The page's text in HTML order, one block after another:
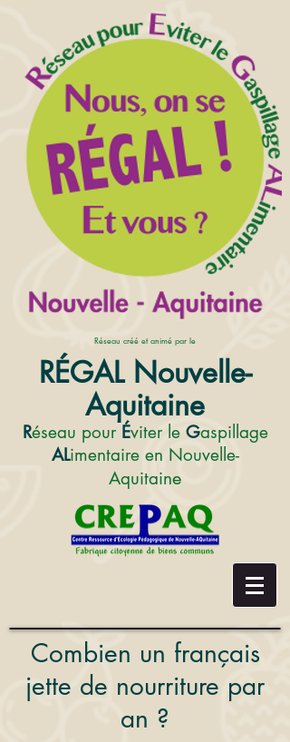
Réseau créé et animé par le
RÉGAL Nouvelle-
Aquitaine
Réseau pour Éviter le Gaspillage
ALimentaire en Nouvelle-
Aquitaine
Combien un français
jette de nourriture par
an ?